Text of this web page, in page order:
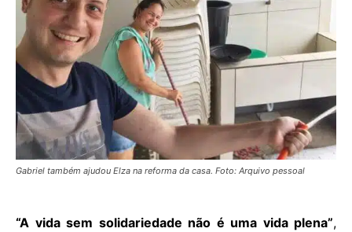
Gabriel também ajudou Elza na reforma da casa. Foto: Arquivo pessoal
“A vida sem solidariedade não é uma vida plena”,